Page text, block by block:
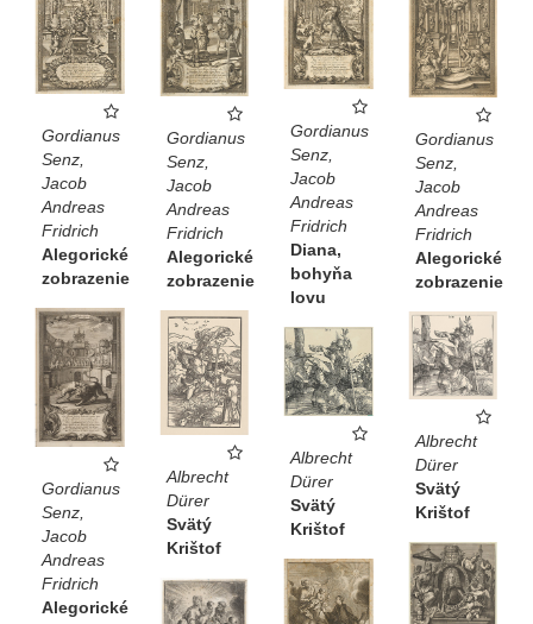
Gordianus
Senz,
Jacob
Andreas
Fridrich
Alegorické
zobrazenie
Gordianus
Senz,
Jacob
Andreas
Fridrich
Alegorické
zobrazenie
Gordianus
Senz,
Jacob
Andreas
Fridrich
Diana,
bohyňa
lovu
Gordianus
Senz,
Jacob
Andreas
Fridrich
Alegorické
zobrazenie
Gordianus
Senz,
Jacob
Andreas
Fridrich
Alegorické
Albrecht
Dürer
Svätý
Krištof
Albrecht
Dürer
Svätý
Krištof
Albrecht
Dürer
Svätý
Krištof